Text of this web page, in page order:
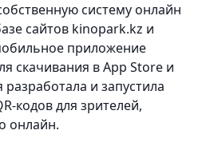
систему онлайн
сайтов kinopark.kz и
приложение
скачивания в App Store и
и запустила
кодов для зрителей,
онлайн.